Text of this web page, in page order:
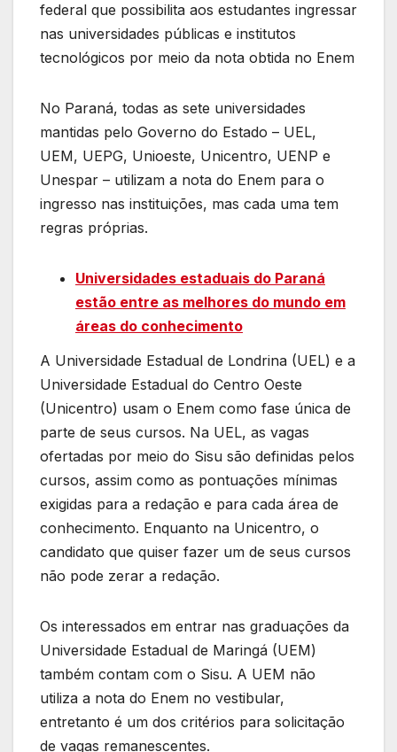
federal que possibilita aos estudantes ingressar
nas universidades públicas e institutos
tecnológicos por meio da nota obtida no Enem
No Paraná, todas as sete universidades
mantidas pelo Governo do Estado – UEL,
UEM, UEPG, Unioeste, Unicentro, UENP e
Unespar – utilizam a nota do Enem para o
ingresso nas instituições, mas cada uma tem
regras próprias.
Universidades estaduais do Paraná
estão entre as melhores do mundo em
áreas do conhecimento
A Universidade Estadual de Londrina (UEL) e a
Universidade Estadual do Centro Oeste
(Unicentro) usam o Enem como fase única de
parte de seus cursos. Na UEL, as vagas
ofertadas por meio do Sisu são definidas pelos
cursos, assim como as pontuações mínimas
exigidas para a redação e para cada área de
conhecimento. Enquanto na Unicentro, o
candidato que quiser fazer um de seus cursos
não pode zerar a redação.
Os interessados em entrar nas graduações da
Universidade Estadual de Maringá (UEM)
também contam com o Sisu. A UEM não
utiliza a nota do Enem no vestibular,
entretanto é um dos critérios para solicitação
de vagas remanescentes.